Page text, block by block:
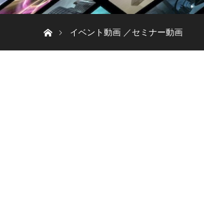
イベント動画 ／セミナー動画